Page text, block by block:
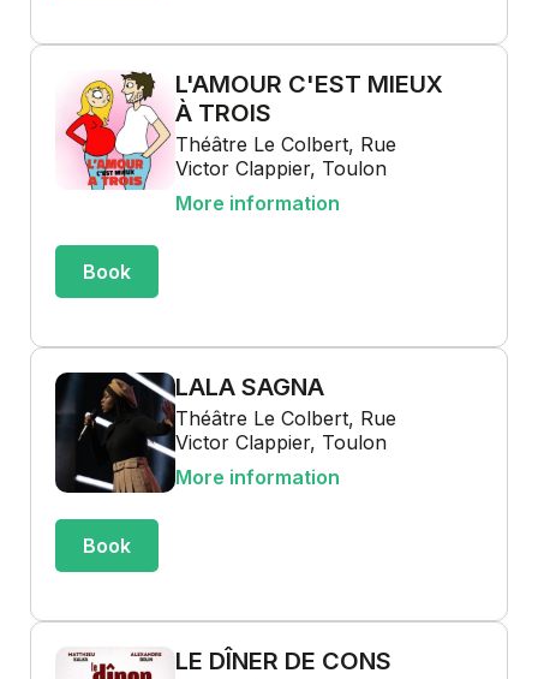
L'AMOUR C'EST MIEUX
À TROIS
Théâtre Le Colbert, Rue
Victor Clappier, Toulon
More information
Book
LALA SAGNA
Théâtre Le Colbert, Rue
Victor Clappier, Toulon
More information
Book
LE DÎNER DE CONS